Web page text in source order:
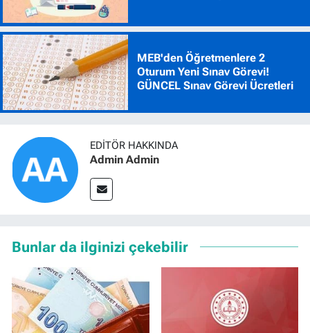
MEB'den Öğretmenlere 2
Oturum Yeni Sınav Görevi!
GÜNCEL Sınav Görevi Ücretleri
EDITÖR HAKKINDA
Admin Admin
Bunlar da ilginizi çekebilir